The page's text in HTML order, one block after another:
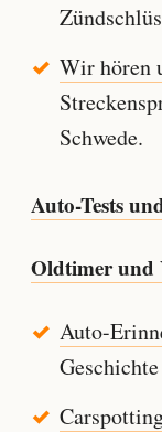
Wir hören
Schwede.
Auto-Tests
Oldtimer und
Auto-